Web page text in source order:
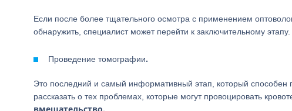
Если после более тщательного осмотра с применением
обнаружить, специалист может перейти к заключительному этапу.
Проведение томографии.
Это последний и самый информативный этап, который
рассказать о тех проблемах, которые могут провоцировать